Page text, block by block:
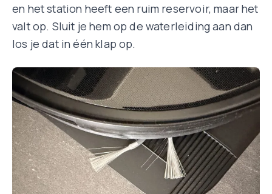
en het station heeft een ruim reservoir, maar het
valt op. Sluit je hem op de waterleiding aan dan
los je dat in één klap op.